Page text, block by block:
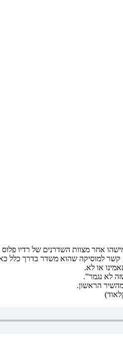
אחר מצוות השדרנים של רדיו
קשר למוסיקה שהוא משדר בדרך כלל
לא נגמר”.
הראשון.